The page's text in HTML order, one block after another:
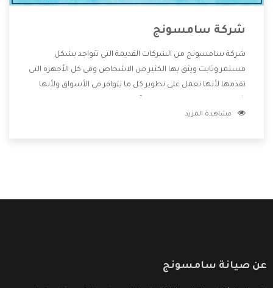
شركة سامسونج
شركة سامسونج من الشركات القديمة التى تتواجد بشكل
مستمر وثابت ويثق بها الكثير من الاشخاص وفى كل الأجهزة التى
تقدمها لأنها تعمل على تطوير كل ما يتوافر فى الأسواق ولأنها
المنتجات وتقدم للعملاء أقوى العروض والخصومات التى تسهل
مشاهدة المزيد
عن صيانة سامسونج